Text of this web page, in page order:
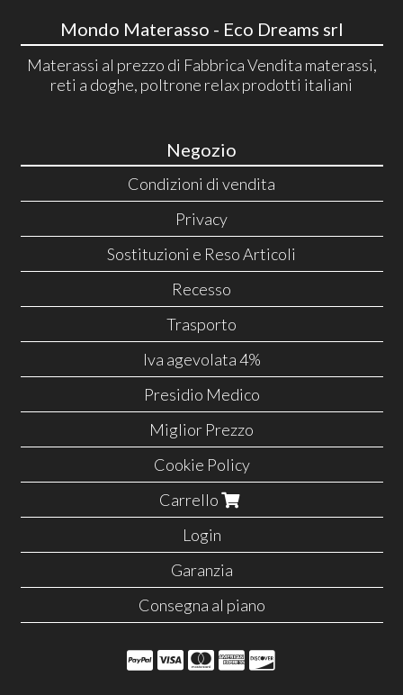
Mondo Materasso - Eco Dreams srl
Materassi al prezzo di Fabbrica Vendita materassi,
reti a doghe, poltrone relax prodotti italiani
Negozio
Condizioni di vendita
Privacy
Sostituzioni e Reso Articoli
Recesso
Trasporto
Iva agevolata 4%
Presidio Medico
Miglior Prezzo
Cookie Policy
Carrello
Login
Garanzia
Consegna al piano